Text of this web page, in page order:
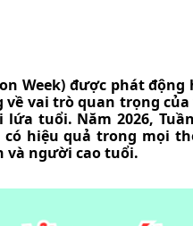
Week) được phát
vai trò quan trọng
tuổi. Năm 2026,
có hiệu quả trong mọi
người cao tuổi.